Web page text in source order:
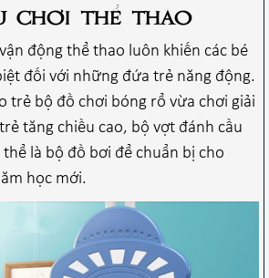
chơi thể thao
động thể thao luôn khiến các bé
đối với những đứa trẻ năng động.
trẻ bộ đồ chơi bóng rổ vừa chơi giải
tăng chiều cao, bộ vợt đánh cầu
là bộ đồ bơi để chuẩn bị cho
học mới.